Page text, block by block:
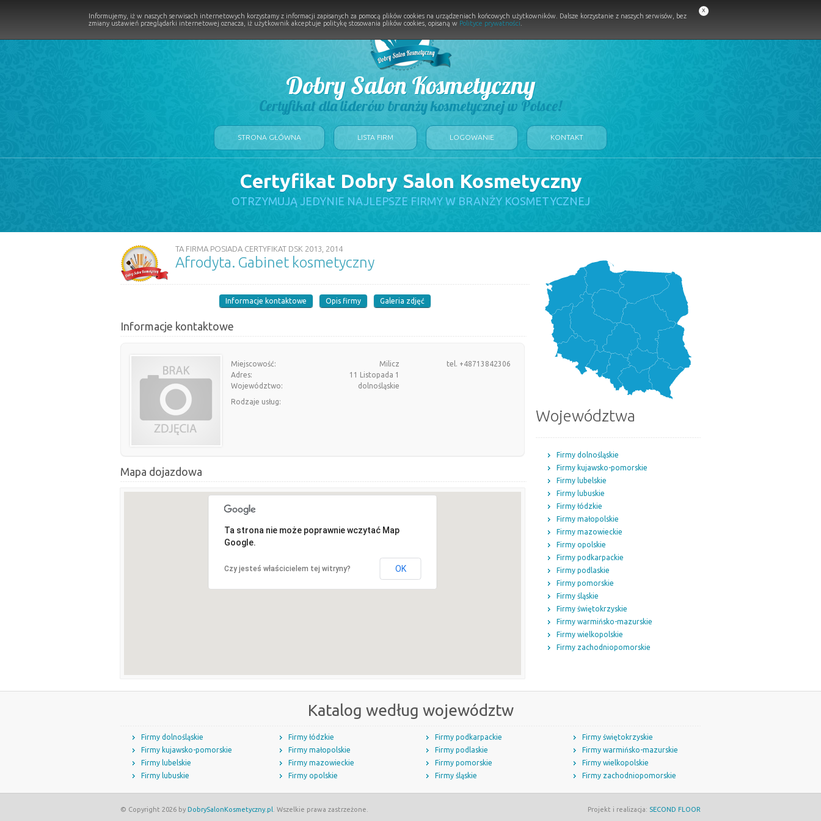
Dobry Salon Kosmetyczny
Certyfikat dla liderów branży kosmetycznej w Polsce!
STRONA GŁÓWNA LISTA FIRM LOGOWANIE KONTAKT
Certyfikat Dobry Salon Kosmetyczny
OTRZYMUJĄ JEDYNIE NAJLEPSZE FIRMY W BRANŻY KOSMETYCZNEJ
TA FIRMA POSIADA CERTYFIKAT DSK 2013, 2014
Afrodyta. Gabinet kosmetyczny
Informacje kontaktowe Opis firmy Galeria zdjęć
Informacje kontaktowe
Miejscowość:
Milicz
Adres:
11 Listopada 1
Województwo:
dolnośląskie
tel. +48713842306
Rodzaje usług:
Mapa dojazdowa
Ta strona nie może poprawnie wczytać Map
Google.
Czy jesteś właścicielem tej witryny? OK
Województwa
Firmy dolnośląskie
Firmy kujawsko-pomorskie
Firmy lubelskie
Firmy lubuskie
Firmy łódzkie
Firmy małopolskie
Firmy mazowieckie
Firmy opolskie
Firmy podkarpackie
Firmy podlaskie
Firmy pomorskie
Firmy śląskie
Firmy świętokrzyskie
Firmy warmińsko-mazurskie
Firmy wielkopolskie
Firmy zachodniopomorskie
Katalog według województw
Firmy dolnośląskie
Firmy kujawsko-pomorskie
Firmy lubelskie
Firmy lubuskie
Firmy łódzkie
Firmy małopolskie
Firmy mazowieckie
Firmy opolskie
Firmy podkarpackie
Firmy podlaskie
Firmy pomorskie
Firmy śląskie
Firmy świętokrzyskie
Firmy warmińsko-mazurskie
Firmy wielkopolskie
Firmy zachodniopomorskie
© Copyright 2026 by DobrySalonKosmetyczny.pl . Wszelkie prawa zastrzeżone. Projekt i realizacja: SECOND FLOOR
Informujemy, iż w naszych serwisach internetowych korzystamy z informacji zapisanych za pomocą plików cookies na urządzeniach końcowych użytkowników. Dalsze korzystanie z naszych serwisów, bez
zmiany ustawień przeglądarki internetowej oznacza, iż użytkownik akceptuje politykę stosowania plików cookies, opisaną w Polityce prywatności
x